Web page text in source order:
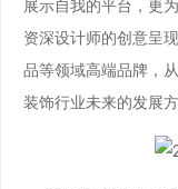
展示自我的平台，更
资深设计师的创意呈
品等领域高端品牌，
装饰行业未来的发展方